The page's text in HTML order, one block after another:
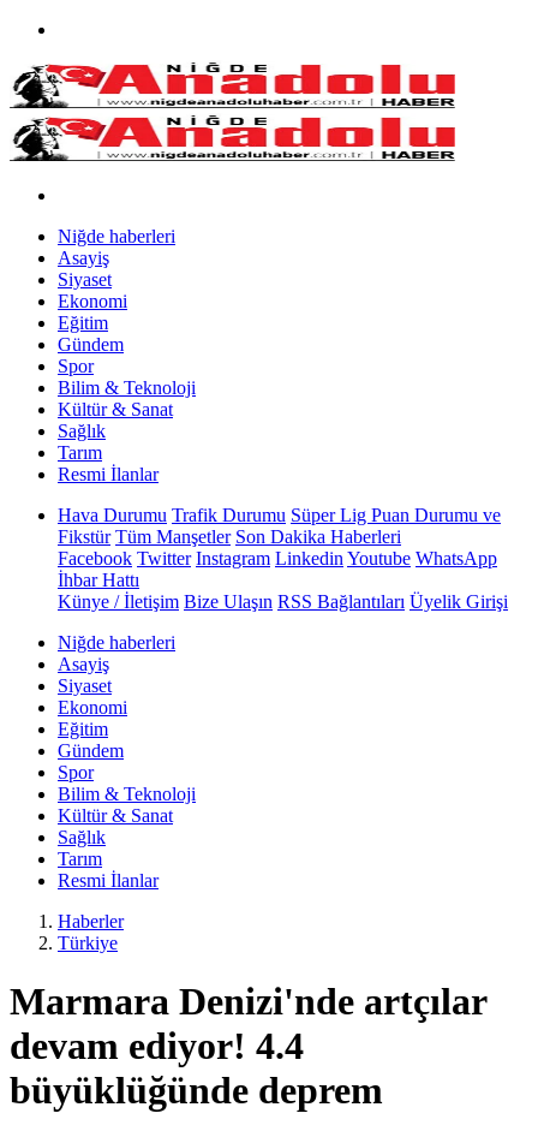
Niğde haberleri
Asayiş
Siyaset
Ekonomi
Eğitim
Gündem
Spor
Bilim & Teknoloji
Kültür & Sanat
Sağlık
Tarım
Resmi İlanlar
Hava Durumu Trafik Durumu Süper Lig Puan Durumu ve
Fikstür Tüm Manşetler Son Dakika Haberleri
Facebook Twitter Instagram Linkedin Youtube WhatsApp
İhbar Hattı
Künye / İletişim Bize Ulaşın RSS Bağlantıları Üyelik Girişi
Niğde haberleri
Asayiş
Siyaset
Ekonomi
Eğitim
Gündem
Spor
Bilim & Teknoloji
Kültür & Sanat
Sağlık
Tarım
Resmi İlanlar
Haberler
Türkiye
Marmara Denizi'nde artçılar
devam ediyor! 4.4
büyüklüğünde deprem